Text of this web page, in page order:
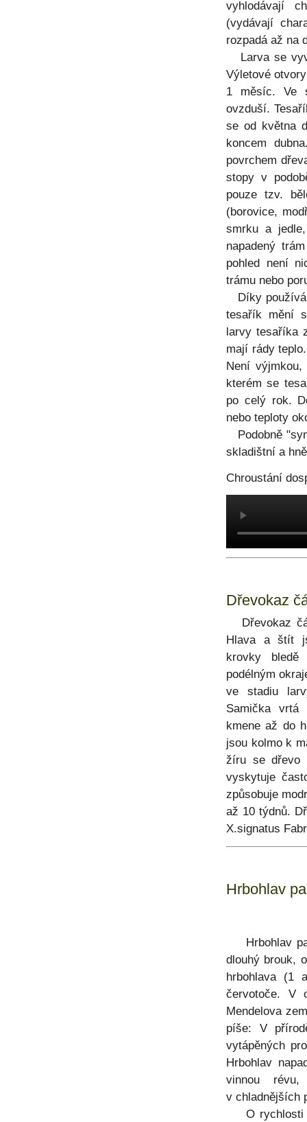
vyhlodávají
(vydávají
rozpadá až na
Larva se
Výletové
1 měsíc. Ve
ovzduší.
se od května
koncem
povrchem
stopy v
pouze tzv.
(borovice,
smrku a
napadený
pohled není
trámu nebo
Díky
tesařík mění
larvy tesaříka
mají rády
Není
kterém se
po celý rok.
nebo teploty
Podobně
skladištní a
Chroustání
Dřevokaz
Dřevokaz
Hlava a štít
krovky
podélným
ve stadiu
Samička vrtá
kmene až do
jsou kolmo k
žíru se dřevo
vyskytuje
způsobuje
až 10 týdnů.
X.signatus
Hrbohlav
Hrbohlav
dlouhý brouk,
hrbohlava (1
červotoče. V
Mendelova
píše: V
vytápěných
Hrbohlav
vinnou
v chladnějších
O rychlosti